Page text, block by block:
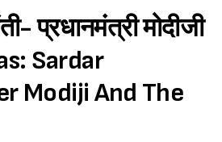
प्रधानमंत्री मोदीजी
Sardar
Modiji And The